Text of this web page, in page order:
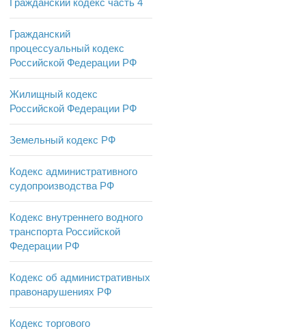
Гражданский кодекс часть 4
Гражданский
процессуальный кодекс
Российской Федерации РФ
Жилищный кодекс
Российской Федерации РФ
Земельный кодекс РФ
Кодекс административного
судопроизводства РФ
Кодекс внутреннего водного
транспорта Российской
Федерации РФ
Кодекс об административных
правонарушениях РФ
Кодекс торгового